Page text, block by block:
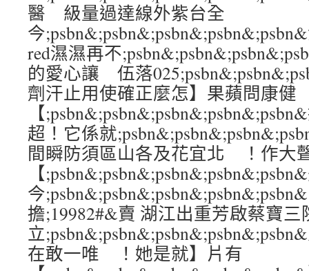
醫 級量過達線外紫台全
今
red濕濕再不
的愛心讓 伍落
劑汗止用使確正麼怎】果蘋問康健
【
超！它係就
間瞬防須區山各及花宜北 ！作大
【
今
擔;19982#&賣 湖江出重芳啟蔡寶三
立
在敢一唯 ！她是就】片有